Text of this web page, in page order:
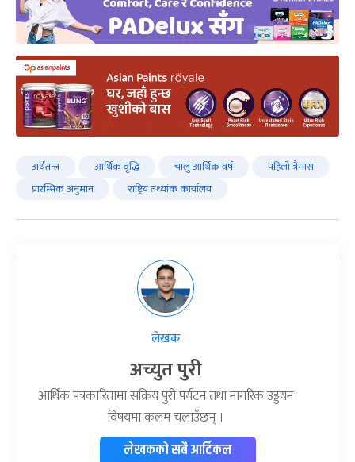
अर्थतन्त्र आर्थिक वृद्धि चालु आर्थिक वर्ष
पहिलो त्रैमास
प्रारम्भिक अनुमान
राष्ट्रिय तथ्यांक कार्यालय
लेखक
अच्युत पुरी
आर्थिक पत्रकारितामा सक्रिय पुरी पर्यटन तथा नागरिक उड्डयन
विषयमा कलम चलाउँछन् ।
लेखकको सबै आर्टिकल